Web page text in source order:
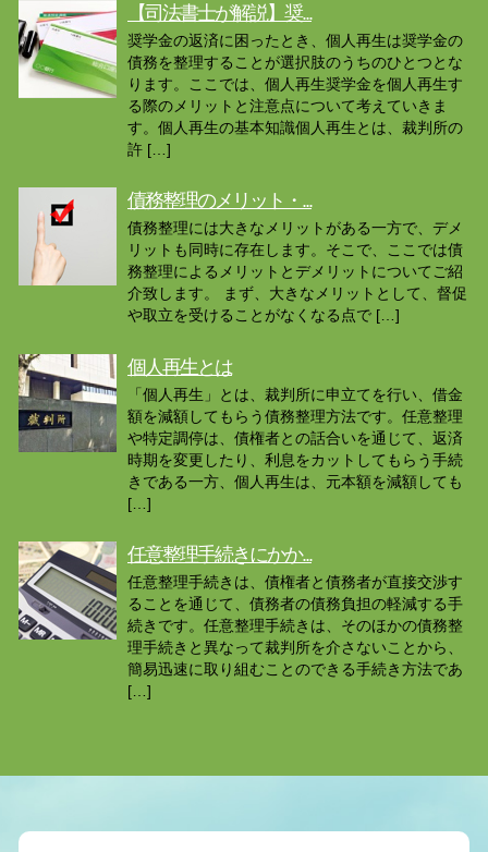
【司法書士が解説】奨...
奨学金の返済に困ったとき、個人再生は奨学金の
債務を整理することが選択肢のうちのひとつとな
ります。ここでは、個人再生奨学金を個人再生す
る際のメリットと注意点について考えていきま
す。個人再生の基本知識個人再生とは、裁判所の
許 […]
債務整理のメリット・...
債務整理には大きなメリットがある一方で、デメ
リットも同時に存在します。そこで、ここでは債
務整理によるメリットとデメリットについてご紹
介致します。 まず、大きなメリットとして、督促
や取立を受けることがなくなる点で […]
個人再生とは
「個人再生」とは、裁判所に申立てを行い、借金
額を減額してもらう債務整理方法です。任意整理
や特定調停は、債権者との話合いを通じて、返済
時期を変更したり、利息をカットしてもらう手続
きである一方、個人再生は、元本額を減額しても
[…]
任意整理手続きにかか...
任意整理手続きは、債権者と債務者が直接交渉す
ることを通じて、債務者の債務負担の軽減する手
続きです。任意整理手続きは、そのほかの債務整
理手続きと異なって裁判所を介さないことから、
簡易迅速に取り組むことのできる手続き方法であ
[…]